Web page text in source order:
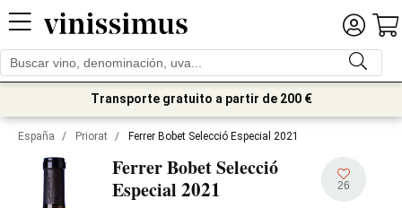
Transporte gratuito a partir de 200 €
España / Priorat / Ferrer Bobet Selecció Especial 2021
Ferrer Bobet Selecció
Especial 2021 26